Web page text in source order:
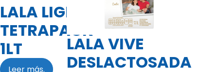
LALA LIGHT
TETRAPACK
1LT
Leer más.
LALA VIVE
DESLACTOSADA